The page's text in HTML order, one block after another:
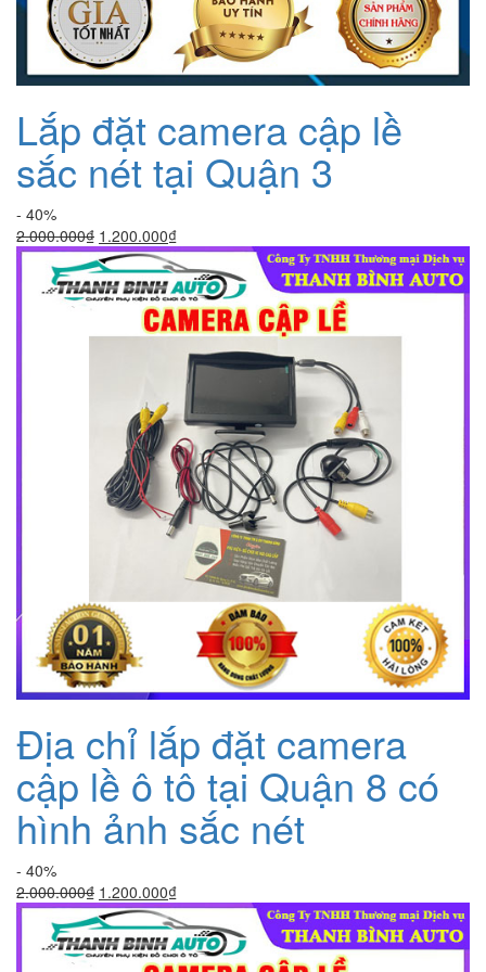
Lắp đặt camera cập lề
sắc nét tại Quận 3
- 40%
2.000.000₫ Giá
gốc
là:
2.000.000₫.
1.200.000₫Giá
hiện
tại
là:
1.200.000₫.
Địa chỉ lắp đặt camera
cập lề ô tô tại Quận 8 có
hình ảnh sắc nét
- 40%
2.000.000₫ Giá
gốc
là:
2.000.000₫.
1.200.000₫Giá
hiện
tại
là: